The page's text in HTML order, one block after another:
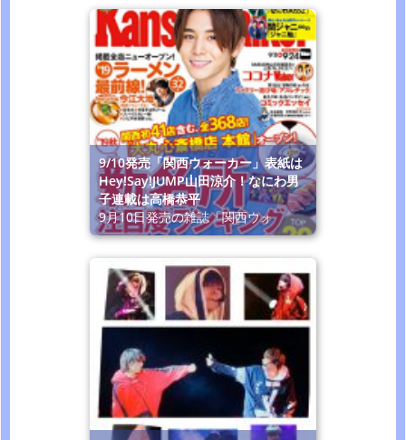
9/10発売「関西ウォーカー」表紙は
Hey!Say!JUMP山田涼介！なにわ男
子連載は高橋恭平
9月10日発売の雑誌「関西ウォ